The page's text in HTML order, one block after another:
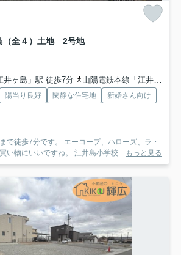
（全４）土地 2号地
井ヶ島」駅 徒歩7分
山陽電鉄本線「江井ヶ島」駅 徒歩13分
陽当り良好 閑静な住宅地
新婚さん向け
で徒歩7分です。 エーコープ、ハローズ、ラ・
い物にいいですね。 江井島小学校...
もっと見る